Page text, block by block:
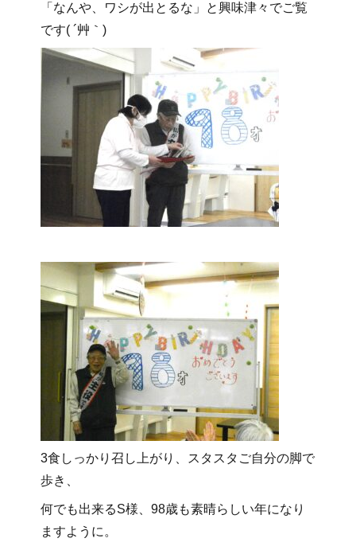
「なんや、ワシが出とるな」と興味津々でご覧
です( ´艸｀)
3食しっかり召し上がり、 スタスタご自分の脚で
歩き、
何でも出来るS様、98歳も素晴らしい年になり
ますように。